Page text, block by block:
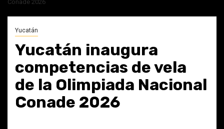
Conade 2026
Yucatán
Yucatán inaugura
competencias de vela
de la Olimpiada Nacional
Conade 2026